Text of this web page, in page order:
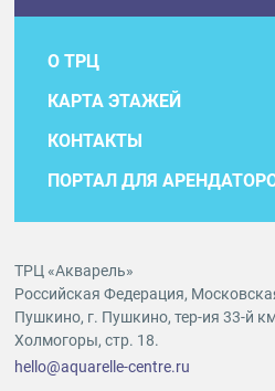
О ТРЦ
КАРТА ЭТАЖЕЙ
КОНТАКТЫ
ПОРТАЛ ДЛЯ
ТРЦ «Акварель»
Российская Федерация,
Пушкино, г. Пушкино, тер-ия 33-й
Холмогоры, стр. 18.
hello@aquarelle-centre.ru